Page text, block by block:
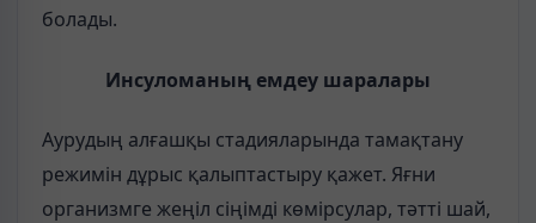
болады.
Инсуломаның емдеу шаралары
Аурудың алғашқы стадияларында тамақтану
режимін дұрыс қалыптастыру қажет. Яғни
организмге жеңіл сіңімді көмірсулар, тәтті шай,